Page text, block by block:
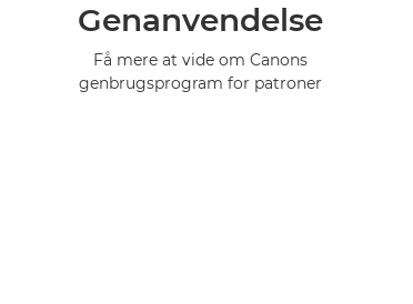
Genanvendelse
Få mere at vide om Canons
genbrugsprogram for patroner